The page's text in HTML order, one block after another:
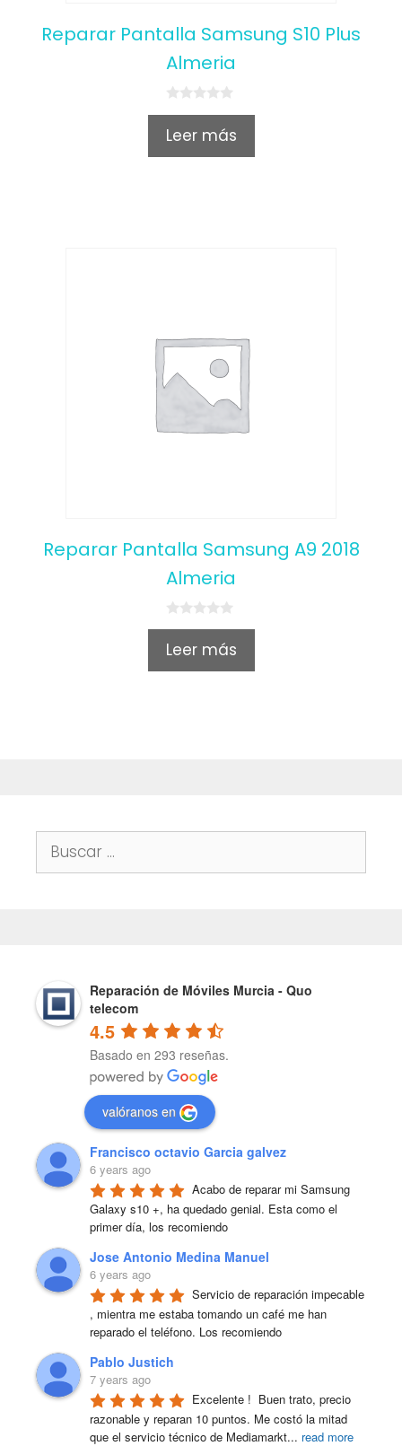
Reparar Pantalla Samsung S10 Plus
Almeria
0
u
Leer más
Reparar Pantalla Samsung A9 2018
Almeria
0
u
Leer más
Buscar:
Reparación de Móviles Murcia - Quo
telecom
4.5
Basado en 293 reseñas.
valóranos en
Francisco octavio Garcia galvez
6 years ago
Acabo de reparar mi Samsung
Galaxy s10 +, ha quedado genial. Esta como el
primer día, los recomiendo
Jose Antonio Medina Manuel
6 years ago
Servicio de reparación impecable
, mientra me estaba tomando un café me han
reparado el teléfono. Los recomiendo
Pablo Justich
7 years ago
Excelente !  Buen trato, precio
razonable y reparan 10 puntos. Me costó la mitad
que el servicio técnico de Mediamarkt... read more